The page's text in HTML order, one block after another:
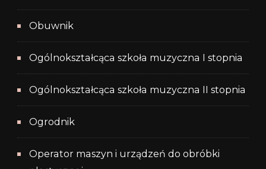
Obuwnik
Ogólnokształcąca szkoła muzyczna I stopnia
Ogólnokształcąca szkoła muzyczna II stopnia
Ogrodnik
Operator maszyn i urządzeń do obróbki